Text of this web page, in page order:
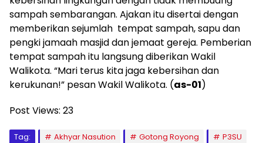
sampah sembarangan. Ajakan itu disertai dengan
memberikan sejumlah tempat sampah, sapu dan
pengki jamaah masjid dan jemaat gereja. Pemberian
tempat sampah itu langsung diberikan Wakil
Walikota. “Mari terus kita jaga kebersihan dan
kerukunan!” pesan Wakil Walikota. (as-01)
Post Views: 23
Tag: Akhyar Nasution Gotong Royong
P3SU